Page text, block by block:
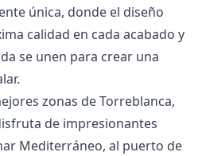
única, donde el diseño
calidad en cada acabado y
se unen para crear una
zonas de Torreblanca,
de impresionantes
Mediterráneo, al puerto de